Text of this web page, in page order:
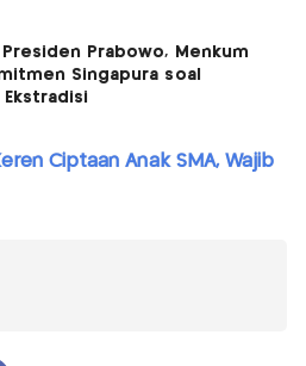
Prabowo, Menkum
Singapura soal
Ekstradisi
Ciptaan Anak SMA, Wajib